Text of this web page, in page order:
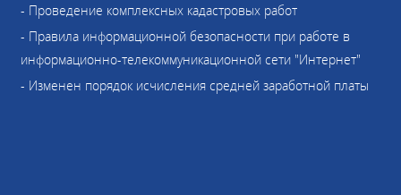
- Проведение комплексных кадастровых работ
- Правила информационной безопасности при работе в
информационно-телекоммуникационной сети "Интернет"
- Изменен порядок исчисления средней заработной платы